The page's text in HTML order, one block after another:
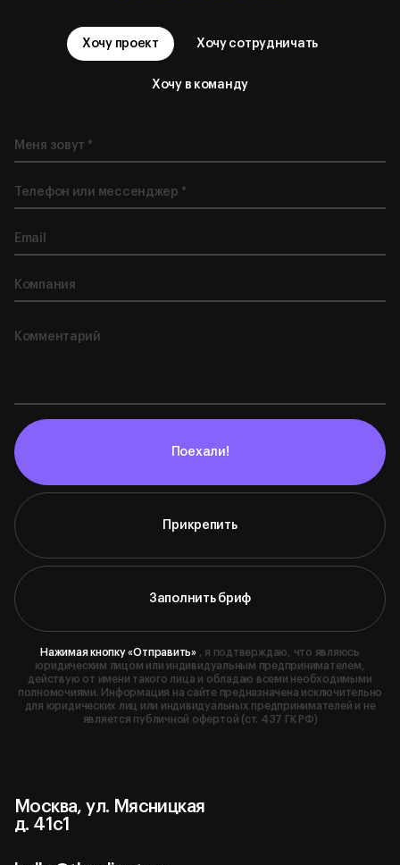
Хочу проект Хочу сотрудничать
Хочу в команду
Поехали!
Прикрепить
Заполнить бриф
Нажимая кнопку «Отправить» , я подтверждаю, что являюсь
юридическим лицом или индивидуальным предпринимателем,
действую от имени такого лица и обладаю всеми необходимыми
полномочиями. Информация на сайте предназначена исключительно
для юридических лиц или индивидуальных предпринимателей и не
является публичной офертой (ст. 437 ГК РФ)
Москва, ул. Мясницкая
д. 41с1